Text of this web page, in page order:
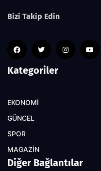
Bizi Takip Edin
Kategoriler
EKONOMİ
GÜNCEL
SPOR
MAGAZİN
Diğer Bağlantılar